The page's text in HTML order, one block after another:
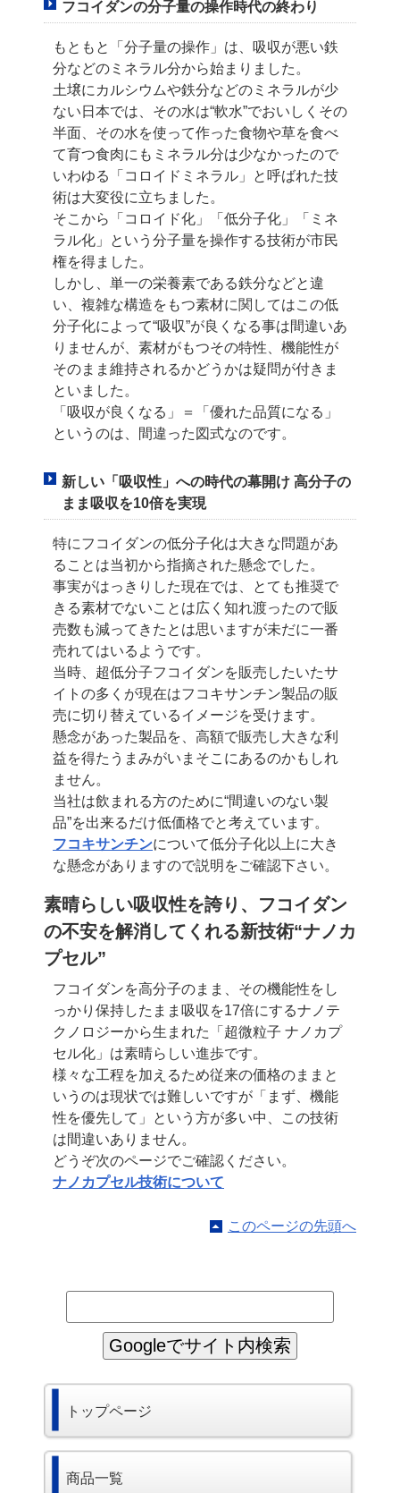
フコイダンの分子量の操作時代の終わり
もともと「分子量の操作」は、吸収が悪い鉄
分などのミネラル分から始まりました。
土壌にカルシウムや鉄分などのミネラルが少
ない日本では、その水は“軟水”でおいしくその
半面、その水を使って作った食物や草を食べ
て育つ食肉にもミネラル分は少なかったので
いわゆる「コロイドミネラル」と呼ばれた技
術は大変役に立ちました。
そこから「コロイド化」「低分子化」「ミネ
ラル化」という分子量を操作する技術が市民
権を得ました。
しかし、単一の栄養素である鉄分などと違
い、複雑な構造をもつ素材に関してはこの低
分子化によって“吸収”が良くなる事は間違いあ
りませんが、素材がもつその特性、 機能性が
そのまま維持されるかどうかは疑問が付きま
といました。
「吸収が良くなる」＝「優れた品質になる」
というのは、間違った図式なのです。
新しい「吸収性」への時代の幕開け 高分子の
まま吸収を10倍を実現
特にフコイダンの低分子化は大きな問題があ
ることは当初から指摘された懸念でした。
事実がはっきりした現在では、とても推奨で
きる素材でないことは広く知れ渡ったので販
売数も減ってきたとは思いますが未だに一番
売れてはいるようです。
当時、超低分子フコイダンを販売したいたサ
イトの多くが現在はフコキサンチン製品の販
売に切り替えているイメージを受けます。
懸念があった製品を、高額で販売し大きな利
益を得たうまみがいまそこにあるのかもしれ
ません。
当社は飲まれる方のために“間違いのない製
品”を出来るだけ低価格でと考えています。
フコキサンチンについて低分子化以上に大き
な懸念がありますので説明をご確認下さい。
素晴らしい吸収性を誇り、フコイダン
の不安を解消してくれる新技術“ナノカ
プセル”
フコイダンを高分子のまま、その機能性をし
っかり保持したまま吸収を17倍にするナノテ
クノロジーから生まれた「超微粒子 ナノカプ
セル化」は素晴らしい進歩です。
様々な工程を加えるため従来の価格のままと
いうのは現状では難しいですが 「まず、機能
性を優先して」という方が多い中、この技術
は間違いありません。
どうぞ次のページでご確認ください。
ナノカプセル技術について
このページの先頭へ
トップページ
商品一覧